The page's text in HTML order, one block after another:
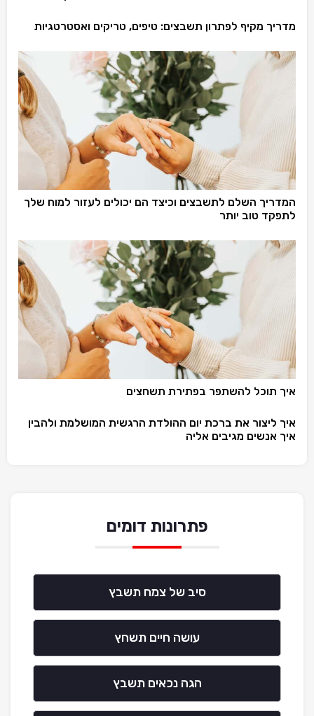
מדריך מקיף לפתרון תשבצים: טיפים, טריקים ואסטרטגיות
המדריך השלם לתשבצים וכיצד הם יכולים לעזור למוח שלך
לתפקד טוב יותר
איך תוכל להשתפר בפתירת תשחצים
איך ליצור את ברכת יום ההולדת הרגשית המושלמת ולהבין
איך אנשים מגיבים אליה
פתרונות דומים
סיב של צמח תשבץ
עושה חיים תשחץ
הגה נכאים תשבץ